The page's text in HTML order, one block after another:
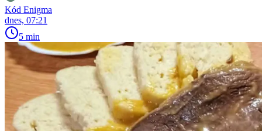
Kód Enigma
dnes, 07:21
5 min